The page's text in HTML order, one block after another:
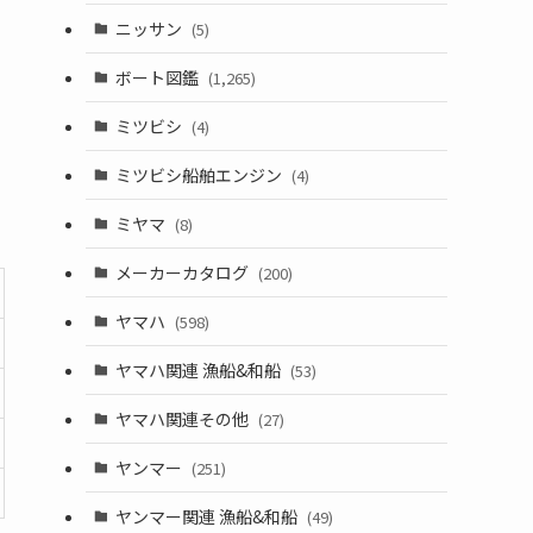
ニッサン (5)
ボート図鑑 (1,265)
ミツビシ (4)
ミツビシ船舶エンジン (4)
ミヤマ (8)
メーカーカタログ (200)
ヤマハ (598)
ヤマハ関連 漁船&和船 (53)
ヤマハ関連その他 (27)
ヤンマー (251)
ヤンマー関連 漁船&和船 (49)